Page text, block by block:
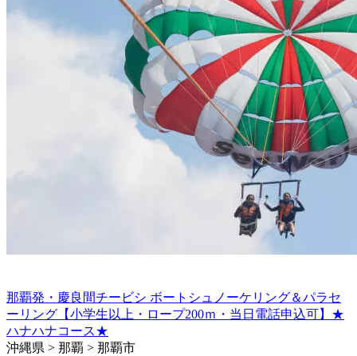
那覇発・慶良間チービシ ボートシュノーケリング＆パラセ
ーリング【小学生以上・ロープ200ｍ・当日電話申込可】★
ハナハナコース★
沖縄県 > 那覇 > 那覇市